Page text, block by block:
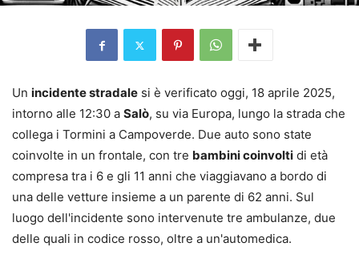
Un incidente stradale si è verificato oggi, 18 aprile 2025,
intorno alle 12:30 a Salò, su via Europa, lungo la strada che
collega i Tormini a Campoverde. Due auto sono state
coinvolte in un frontale, con tre bambini coinvolti di età
compresa tra i 6 e gli 11 anni che viaggiavano a bordo di
una delle vetture insieme a un parente di 62 anni. Sul
luogo dell'incidente sono intervenute tre ambulanze, due
delle quali in codice rosso, oltre a un'automedica.